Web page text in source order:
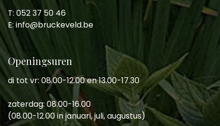
T: 052 37 50 46
E: info@bruckeveld.be
Openingsuren
di tot vr: 08.00-12.00 en 13.00-17.30
zaterdag: 08.00-16.00
(08.00-12.00 in januari, juli, augustus)